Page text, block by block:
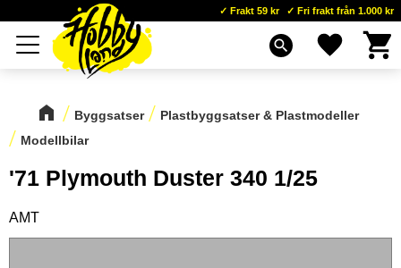
Meny
Frakt 59 kr Fri frakt från 1.000 kr
search Favoriter
Byggsatser
Plastbyggsatser & Plastmodeller
Modellbilar
'71 Plymouth Duster 340 1/25
AMT